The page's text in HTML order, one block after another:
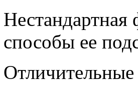
Нестандартная
способы ее